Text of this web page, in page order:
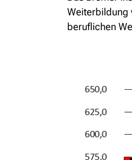
Weiterbildung
beruflichen